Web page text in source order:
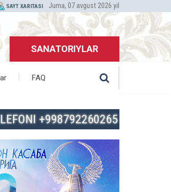
SAYT XARITASI Juma, 07 avgust 2026 yil
SANATORIYLAR
FAQ
+998792260265